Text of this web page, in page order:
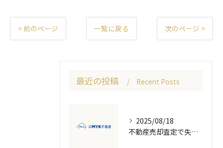
< 前のページ 一覧に戻る 次のページ >
最近の投稿 Recent Posts
2025/08/18
不動産売却査定で失敗しないための価格比較とNG行為回避ガイド